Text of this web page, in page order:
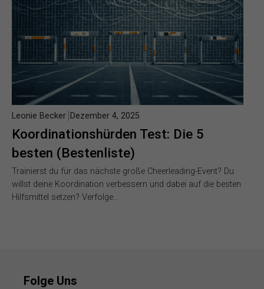
Koordinationshürden Test: Die 5
besten (Bestenliste)
Leonie Becker Dezember 4, 2025
Trainierst du für das nächste große Cheerleading-Event? Du
willst deine Koordination verbessern und dabei auf die besten
Hilfsmittel setzen? Verfolge…
Folge Uns